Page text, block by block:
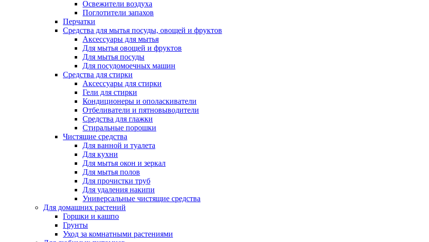
Освежители воздуха
Поглотители запахов
Перчатки
Средства для мытья посуды, овощей и фруктов
Аксессуары для мытья
Для мытья овощей и фруктов
Для мытья посуды
Для посудомоечных машин
Средства для стирки
Аксессуары для стирки
Гели для стирки
Кондиционеры и ополаскиватели
Отбеливатели и пятновыводители
Средства для глажки
Стиральные порошки
Чистящие средства
Для ванной и туалета
Для кухни
Для мытья окон и зеркал
Для мытья полов
Для прочистки труб
Для удаления накипи
Универсальные чистящие средства
Для домашних растений
Горшки и кашпо
Грунты
Уход за комнатными растениями